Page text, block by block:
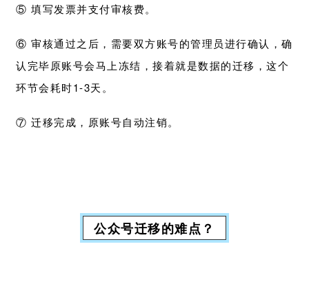
⑤ 填写发票并支付审核费。
⑥ 审核通过之后，需要双方账号的管理员进行确认，确
认完毕原账号会马上冻结，接着就是数据的迁移，这个
环节会耗时1-3天。
⑦ 迁移完成，原账号自动注销。
公众号迁移的难点？